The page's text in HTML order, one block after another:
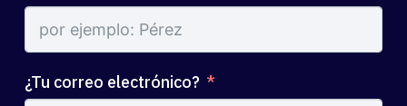
¿Tu correo electrónico?